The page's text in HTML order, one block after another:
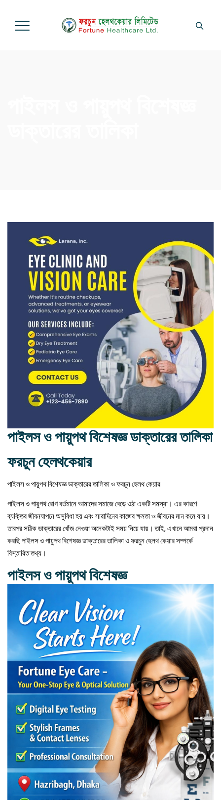
পাইলস ও পায়ুপথ বিশেষজ্ঞ ডাক্তারের তালিকা
ফরচুন হেলথকেয়ার
পাইলস ও পায়ুপথ বিশেষজ্ঞ ডাক্তারের তালিকা ও ফরচুন হেলথ কেয়ার
পাইলস ও পায়ুপথ রোগ বর্তমানে আমাদের সমাজে বেড়ে ওঠা একটি সমস্যা। এর কারণে
ব্যক্তির জীবনযাপনে অসুবিধা হয় এবং সারাদিনের কাজের ক্ষমতা ও জীবনের মান কমে যায়।
তারপর সঠিক ডাক্তারের খোঁজ নেওয়া অনেকটাই সময় নিয়ে যায়। তাই, এখানে আমরা প্রদান
করছি পাইলস ও পায়ুপথ বিশেষজ্ঞ ডাক্তারের তালিকা ও ফরচুন হেলথ কেয়ার সম্পর্কে
বিস্তারিত তথ্য।
পাইলস ও পায়ুপথ বিশেষজ্ঞ